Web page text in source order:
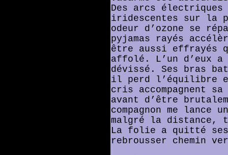
Des arcs
iridescentes sur la
odeur d’ozone se
pyjamas rayés
être aussi effrayés
affolé. L’un d’eux
dévissé. Ses bras
il perd l’équilibre
cris accompagnent
avant d’être
compagnon me
malgré la distance,
La folie a quitté
rebrousser chemin